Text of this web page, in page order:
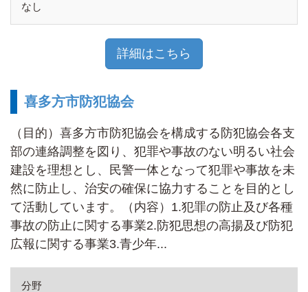
なし
詳細はこちら
喜多方市防犯協会
（目的）喜多方市防犯協会を構成する防犯協会各支
部の連絡調整を図り、犯罪や事故のない明るい社会
建設を理想とし、民警一体となって犯罪や事故を未
然に防止し、治安の確保に協力することを目的とし
て活動しています。（内容）1.犯罪の防止及び各種
事故の防止に関する事業2.防犯思想の高揚及び防犯
広報に関する事業3.青少年...
分野